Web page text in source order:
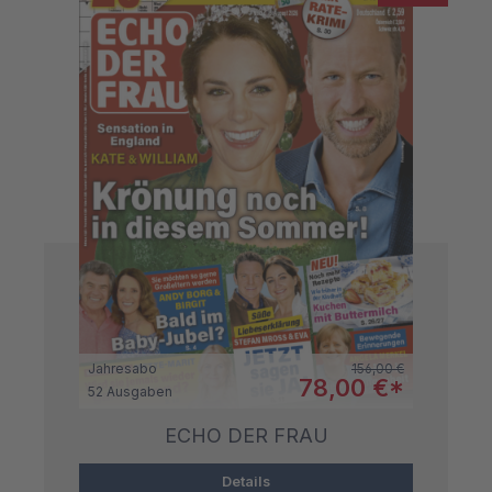
Jahresabo Regulärer Preis:
156,00 €
52 Ausgaben
Verkaufspreis:
78,00 €*
ECHO DER FRAU
Details